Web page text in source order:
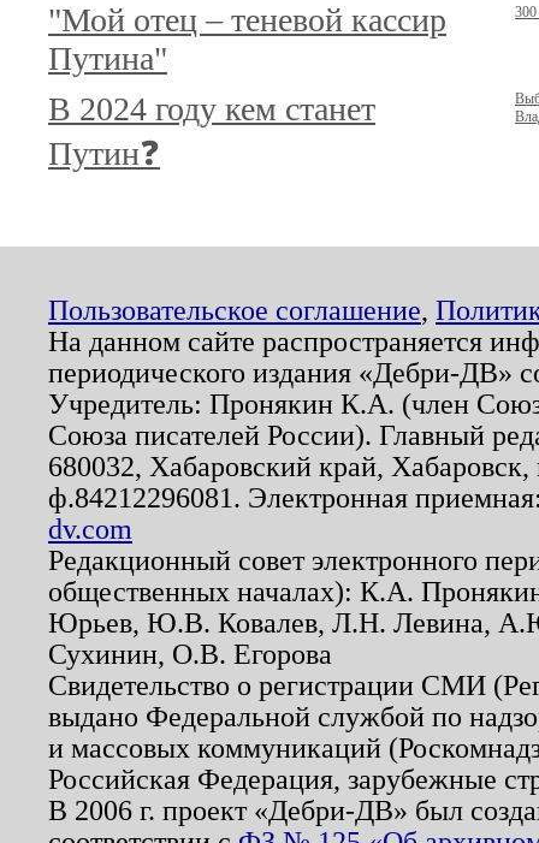
"Мой отец – теневой кассир
Путина"
300
В 2024 году кем станет
Путин❓
Пользовательское соглашение,
На данном сайте распространяется
периодического издания «Дебри-ДВ»
Учредитель: Пронякин К.А. (член
Союза писателей России). Главный
680032, Хабаровский край,
ф.84212296081. Электронная
dv.com
Редакционный совет электронного
общественных началах): К.А.
Юрьев, Ю.В. Ковалев, Л.Н. Левина,
Сухинин, О.В. Егорова
Свидетельство о регистрации СМИ
выдано Федеральной службой по
и массовых коммуникаций
Российская Федерация, зарубежные
В 2006 г. проект «Дебри-ДВ» был